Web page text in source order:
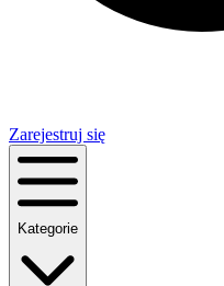
Zarejestruj się
Kategorie